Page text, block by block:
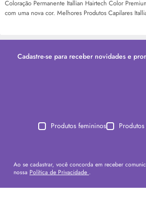
Coloração Permanente Itallian Hairtech Color
com uma nova cor. Melhores Produtos Capilares
Cadastre-se para receber novidades e
Produtos femininos
Ao se cadastrar, você concorda em receber
nossa Política de Privacidade .